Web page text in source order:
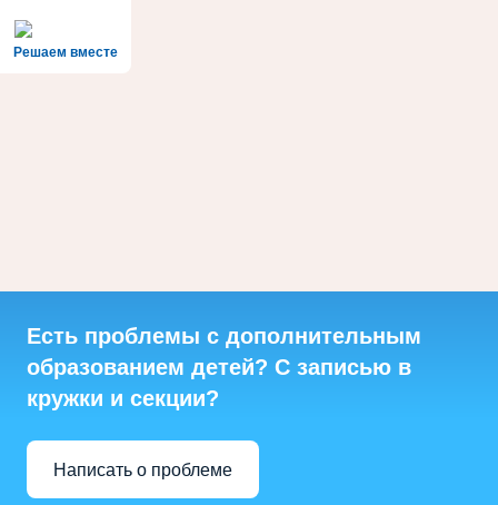
Решаем вместе
Есть проблемы с дополнительным
образованием детей? С записью в
кружки и секции?
Написать о проблеме